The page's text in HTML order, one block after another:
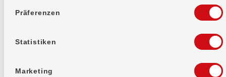
Präferenzen
Statistiken
Marketing